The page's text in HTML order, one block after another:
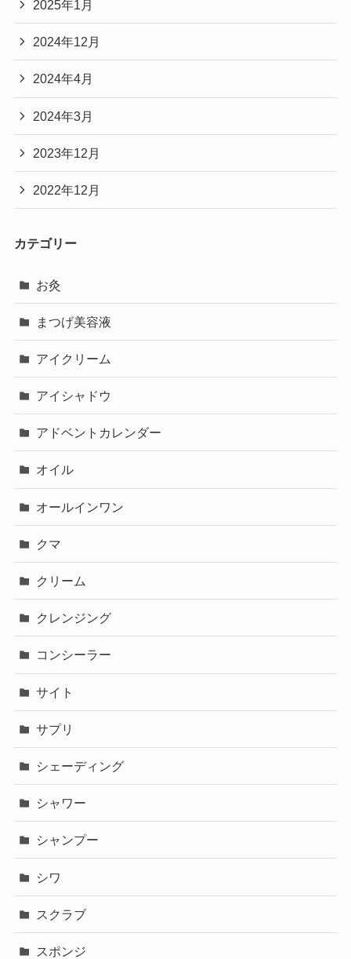
2025年1月
2024年12月
2024年4月
2024年3月
2023年12月
2022年12月
カテゴリー
お灸
まつげ美容液
アイクリーム
アイシャドウ
アドベントカレンダー
オイル
オールインワン
クマ
クリーム
クレンジング
コンシーラー
サイト
サプリ
シェーディング
シャワー
シャンプー
シワ
スクラブ
スポンジ